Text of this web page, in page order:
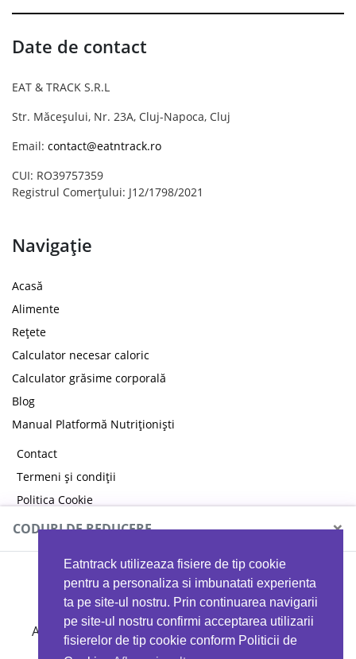
Eatntrack utilizeaza fisiere de tip cookie
pentru a personaliza si imbunatati experienta
ta pe site-ul nostru. Prin continuarea navigarii
pe site-ul nostru confirmi acceptarea utilizarii
fisierelor de tip cookie conform Politicii de
Date de contact
EAT & TRACK S.R.L
Str. Măceșului, Nr. 23A, Cluj-Napoca, Cluj
Email: contact@eatntrack.ro
CUI: RO39757359
Registrul Comerțului: J12/1798/2021
Navigație
Acasă
Alimente
Rețete
Calculator necesar caloric
Calculator grăsime corporală
Blog
Manual Platformă Nutriționiști
Contact
Termeni și condiții
Politica Cookie
Politica de confidențialitate
CODURI DE REDUCERE ×
MYPROTEIN
Ai 40%reducere la orice comandă folosind codul
EATTRACK